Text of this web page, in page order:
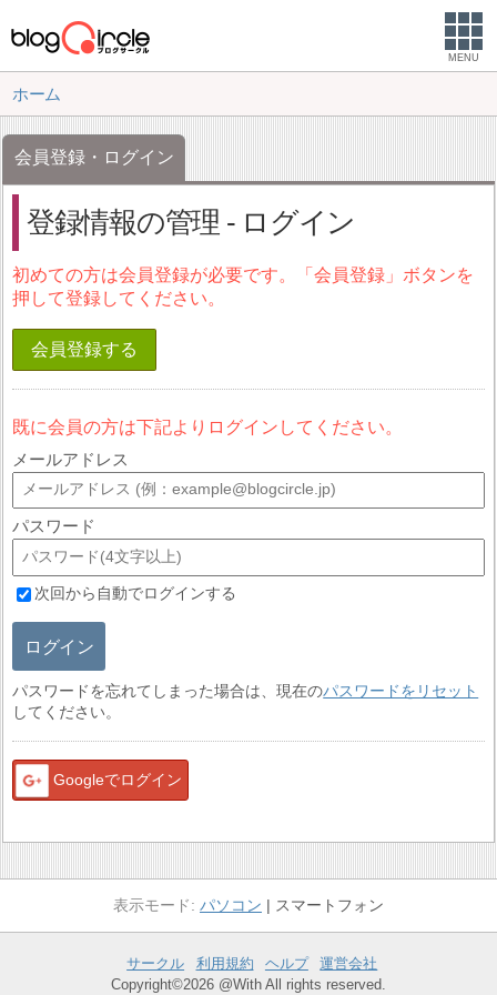
MENU
ホーム
会員登録・ログイン
登録情報の管理 - ログイン
初めての方は会員登録が必要です。「会員登録」ボタンを
押して登録してください。
会員登録する
既に会員の方は下記よりログインしてください。
メールアドレス
パスワード
次回から自動でログインする
ログイン
パスワードを忘れてしまった場合は、現在のパスワードをリセット
してください。
Googleでログイン
パソコン スマートフォン
サークル 利用規約 ヘルプ
運営会社
Copyright©2026 @With All rights reserved.